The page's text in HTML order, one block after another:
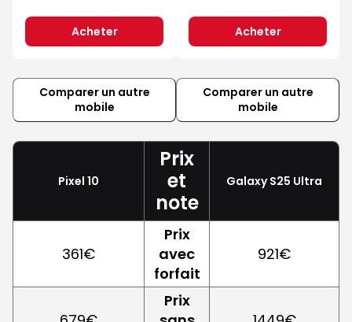
Acheter Acheter
Comparer un autre
mobile
Comparer un autre
mobile
Pixel 10
Prix
et
note
Galaxy S25 Ultra
361€
Prix
avec
forfait
921€
Prix